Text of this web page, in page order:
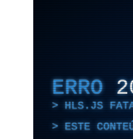
ERRO
HLS.JS
ESTE